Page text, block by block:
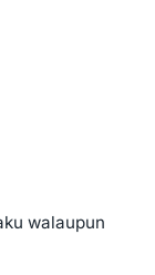
walaupun